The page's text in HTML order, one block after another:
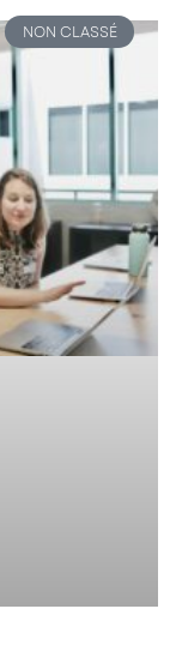
NON CLASSÉ